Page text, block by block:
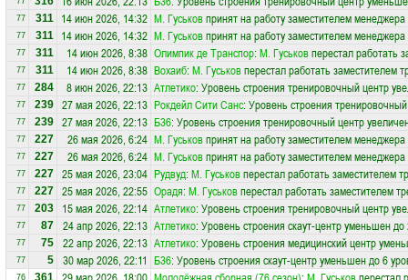
77 311 14 июн 2026, 14:32 М. Гуськовпринят на работу заместителем
77 311 14 июн 2026, 14:32 М. Гуськовпринят на работу заместителем
77 311 14 июн 2026, 8:38 Олимпик де Транспор: М. Гуськовперестал работать
77 311 14 июн 2026, 8:38 Вохаиб: М. Гуськовперестал работать заместителем
77 284 8 июн 2026, 22:13 Атлетико: Уровень строения тренировочный центр
77 239 27 мая 2026, 22:13 Рокдейл Сити Санс: Уровень строения
77 239 27 мая 2026, 22:13 Б36: Уровень строения тренировочный центр
77 227 26 мая 2026, 6:24 М. Гуськовпринят на работу заместителем
77 227 26 мая 2026, 6:24 М. Гуськовпринят на работу заместителем
77 227 25 мая 2026, 23:04 Рудвуд: М. Гуськовперестал работать заместителем
77 227 25 мая 2026, 22:55 Орадя: М. Гуськовперестал работать заместителем
77 203 15 мая 2026, 22:14 Атлетико: Уровень строения тренировочный центр
77 87 24 апр 2026, 22:13 Атлетико: Уровень строения скаут-центр уменьшен до
77 75 22 апр 2026, 22:13 Атлетико: Уровень строения медицинский центр
77 5 30 мар 2026, 22:11 Б36: Уровень строения скаут-центр уменьшен до 6
76 361